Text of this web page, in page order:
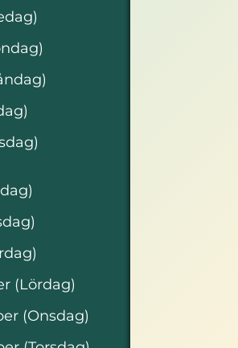
(Lördag)
(Onsdag)